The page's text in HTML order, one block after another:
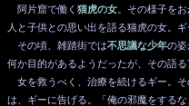
阿片窟で働く 猫虎の女。その様子を
人と子供との思い出を語る猫虎の女。
その頃、雑踏街では不思議な少年の姿
何か目的があるようだったが、その語
女を救うべく、治療を続けるギー。
は、ギーに告げる。「俺の邪魔をする